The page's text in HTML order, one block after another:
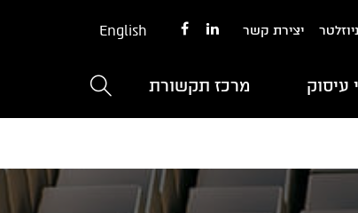
יצירת קשר English
עיסוק מרכז תקשורת